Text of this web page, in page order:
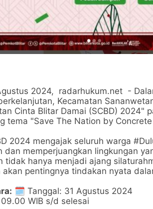
2024, radarhukum.net -
Kecamatan
Cinta Blitar Damai (SCBD) 2024"
tema "Save The Nation by
2024 mengajak seluruh warga
dan memperjuangkan lingkungan
tidak hanya menjadi ajang
akan pentingnya tindakan nyata
🗓️ Tanggal: 31 Agustus 2024
WIB s/d selesai